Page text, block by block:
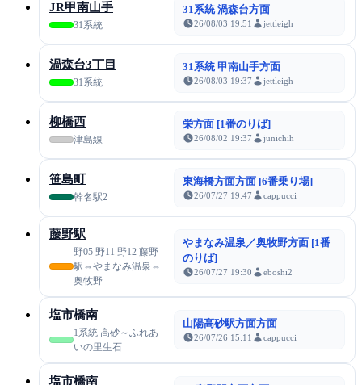
JR甲南山手
31系統
31系統 渦森台方面
26/08/03 19:51 jettleigh
渦森台3丁目
31系統
31系統 甲南山手方面
26/08/03 19:37 jettleigh
柳橋西
津島線
栄方面 [1番のりば]
26/08/02 19:37 junichih
笹島町
幹名駅2
東海橋方面方面 [6番乗り場]
26/07/27 19:47 cappucci
藤野駅
野05 野11 野12 藤野
駅⇔やまなみ温泉⇔
奥牧野
やまなみ温泉／奥牧野方面 [1番
のりば]
26/07/27 19:30 eboshi2
塩市橋南
1系統 高砂～ふれあ
いの里生石
山陽高砂駅方面方面
26/07/26 15:11 cappucci
塩市橋南